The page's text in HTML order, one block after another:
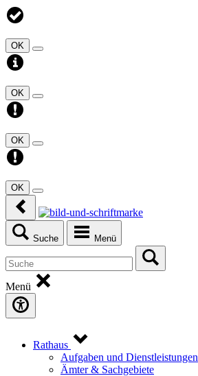
OK
OK
OK
OK
Suche Menü
Menü
Rathaus
Aufgaben und Dienstleistungen
Ämter & Sachgebiete